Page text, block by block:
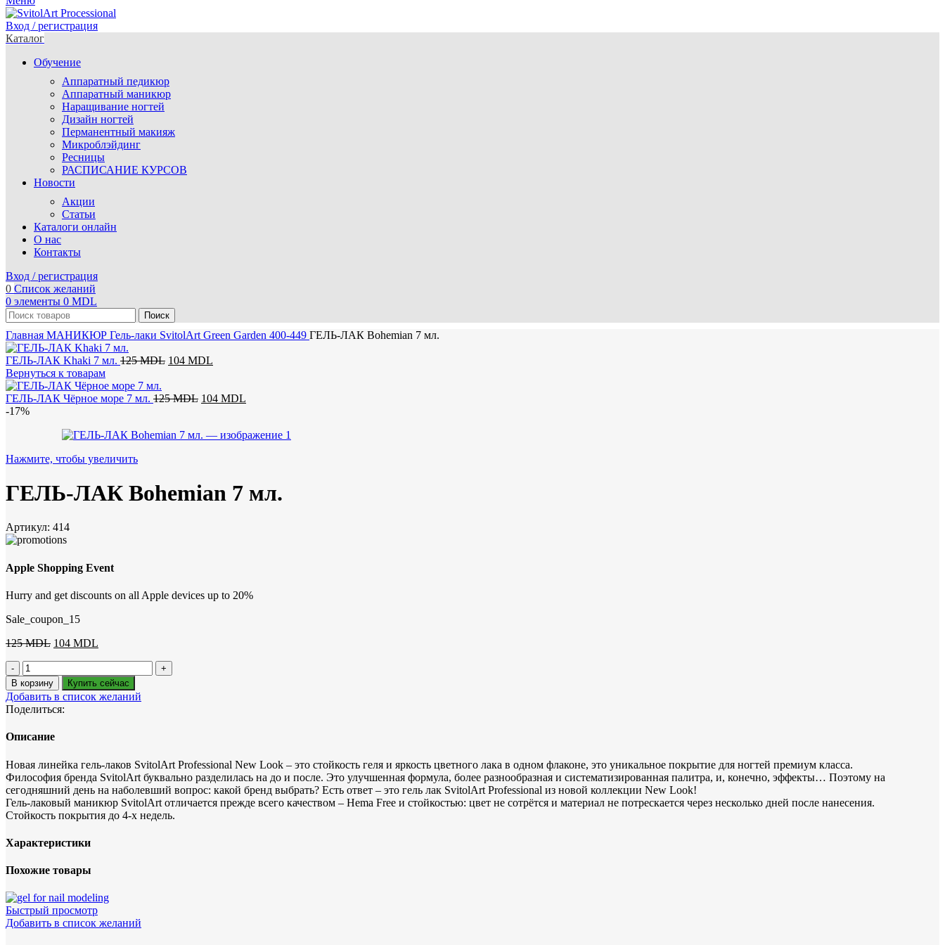
Вход / регистрация
Каталог
Обучение
Аппаратный педикюр
Аппаратный маникюр
Наращивание ногтей
Дизайн ногтей
Перманентный макияж
Микроблэйдинг
Ресницы
РАСПИСАНИЕ КУРСОВ
Новости
Акции
Статьи
Каталоги онлайн
О нас
Контакты
Вход / регистрация
0 Список желаний
0 элементы 0 MDL
Поиск
Главная МАНИКЮР Гель-лаки SvitolArt Green Garden 400-449 ГЕЛЬ-ЛАК Bohemian 7 мл.
ГЕЛЬ-ЛАК Khaki 7 мл. 125MDL Первоначальная
125 MDL.
104 MDL
Вернуться к товарам
ГЕЛЬ-ЛАК Чёрное море 7 мл. 125MDL Первоначальная
125 MDL.
104 MDL
-17%
Нажмите, чтобы увеличить
ГЕЛЬ-ЛАК Bohemian 7 мл.
Артикул: 414
Apple Shopping Event
Hurry and get discounts on all Apple devices up to 20%
Sale_coupon_15
125MDL Первоначальная
125 MDL.
104 MDL
Количество
товара
ГЕЛЬ-
ЛАК
Bohemian
мл.
В корзину Купить сейчас
Добавить в список желаний
Поделиться:
Описание
Новая линейка гель-лаков SvitolArt Professional New Look – это стойкость геля и яркость цветного лака в одном флаконе, это уникальное покрытие для ногтей премиум класса.
Философия бренда SvitolArt буквально разделилась на до и после. Это улучшенная формула, более разнообразная и систематизированная палитра, и, конечно, эффекты… Поэтому на
сегодняшний день на наболевший вопрос: какой бренд выбрать? Есть ответ – это гель лак SvitolArt Professional из новой коллекции New Look!
Гель-лаковый маникюр SvitolArt отличается прежде всего качеством – Hema Free и стойкостью: цвет не сотрётся и материал не потрескается через несколько дней после нанесения.
Стойкость покрытия до 4-х недель.
Характеристики
Похожие товары
Быстрый просмотр
Добавить в список желаний